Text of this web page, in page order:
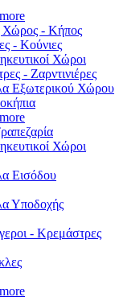
Χώρος - Κήπος
- Κούνιες
Χώροι
- Ζαρντινιέρες
Εξωτερικού Χώρου
Χώροι
Εισόδου
Υποδοχής
- Κρεμάστρες